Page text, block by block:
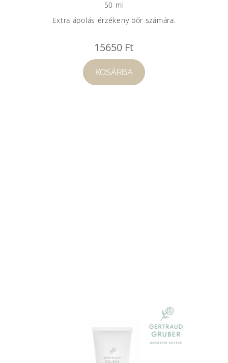
50 ml
Extra ápolás érzékeny bőr számára.
15650 Ft
KOSÁRBA